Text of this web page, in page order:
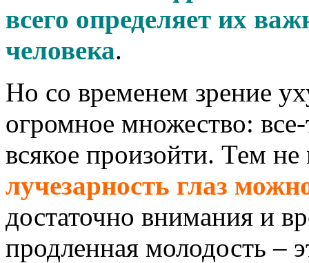
всего определяет их
человека.
Но со временем зрение
огромное множество:
всякое произойти. Тем
лучезарность глаз
достаточно внимания и
продленная молодость –